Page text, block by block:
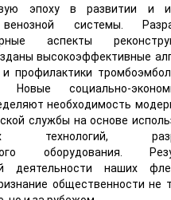
эпоху в развитии и
системы.
аспекты
высокоэффективные
и профилактики
Новые социально-
необходимость
службы на основе
технологий,
оборудования.
деятельности наших
общественности не